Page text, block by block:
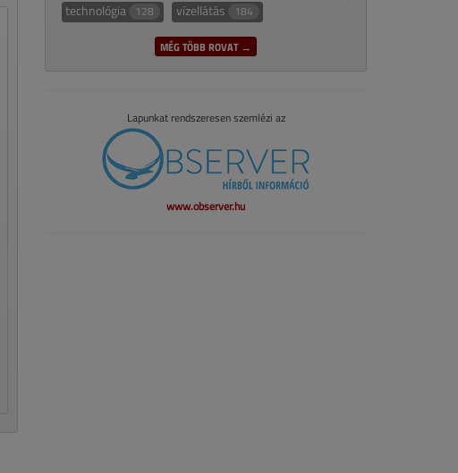
technológia 128 vízellátás 184
MÉG TÖBB ROVAT →
Lapunkat rendszeresen szemlézi az
www.observer.hu